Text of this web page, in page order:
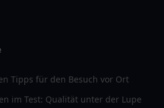
Tipps für den Besuch vor Ort
im Test: Qualität unter der Lupe